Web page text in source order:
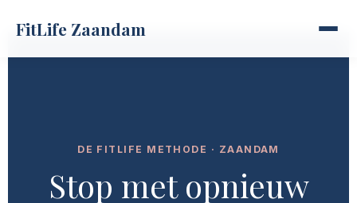
FitLife Zaandam
DE FITLIFE METHODE · ZAANDAM
Stop met opnieuw